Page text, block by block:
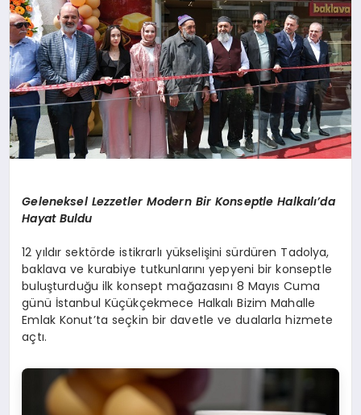
Geleneksel Lezzetler Modern Bir Konseptle Halkalı’da
Hayat Buldu
12 yıldır sektörde istikrarlı yükselişini sürdüren Tadolya,
baklava ve kurabiye tutkunlarını yepyeni bir konseptle
buluşturduğu ilk konsept mağazasını 8 Mayıs Cuma
günü İstanbul Küçükçekmece Halkalı Bizim Mahalle
Emlak Konut’ta seçkin bir davetle ve dualarla hizmete
açtı.